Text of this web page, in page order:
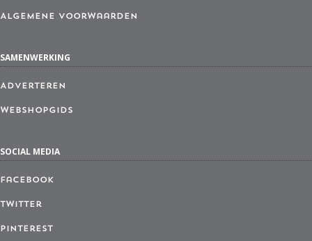
Algemene Voorwaarden
SAMENWERKING
Adverteren
Webshopgids
SOCIAL MEDIA
Facebook
Twitter
Pinterest